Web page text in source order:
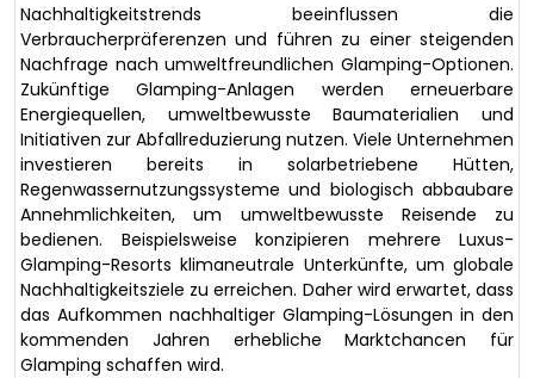
Nachhaltigkeitstrends beeinflussen die
Verbraucherpräferenzen und führen zu einer steigenden
Nachfrage nach umweltfreundlichen Glamping-Optionen.
Zukünftige Glamping-Anlagen werden erneuerbare
Energiequellen, umweltbewusste Baumaterialien und
Initiativen zur Abfallreduzierung nutzen. Viele Unternehmen
investieren bereits in solarbetriebene Hütten,
Regenwassernutzungssysteme und biologisch abbaubare
Annehmlichkeiten, um umweltbewusste Reisende zu
bedienen. Beispielsweise konzipieren mehrere Luxus-
Glamping-Resorts klimaneutrale Unterkünfte, um globale
Nachhaltigkeitsziele zu erreichen. Daher wird erwartet, dass
das Aufkommen nachhaltiger Glamping-Lösungen in den
kommenden Jahren erhebliche Marktchancen für
Glamping schaffen wird.